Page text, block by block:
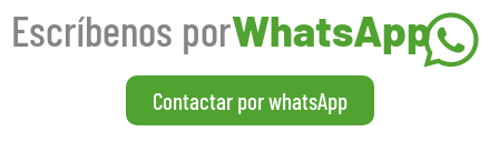
Escríbenos porWhatsApp
Contactar por whatsApp